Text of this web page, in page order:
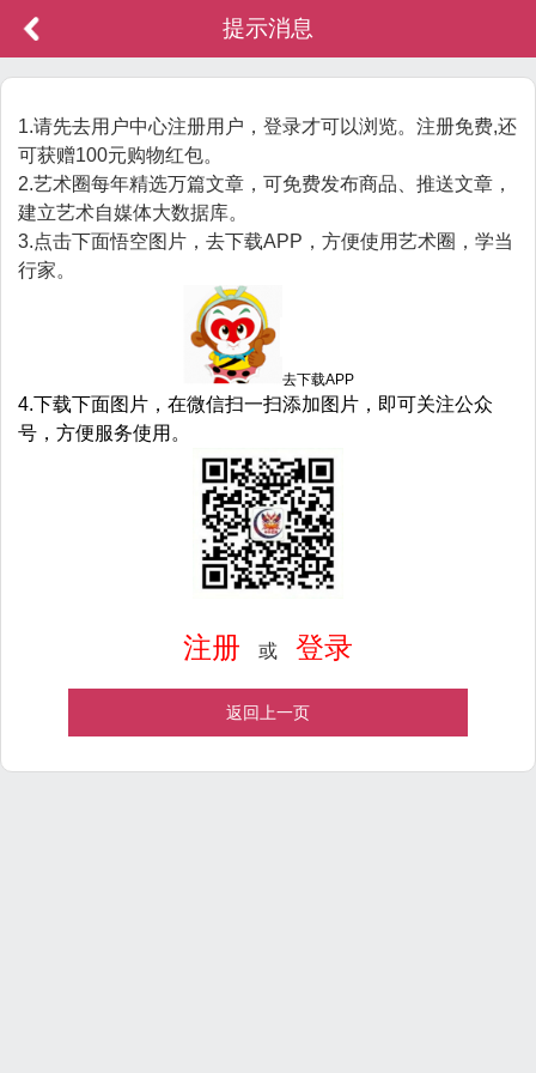
提示消息
1.请先去用户中心注册用户，登录才可以浏览。注册免费,还
可获赠100元购物红包。
2.艺术圈每年精选万篇文章，可免费发布商品、推送文章，
建立艺术自媒体大数据库。
3.点击下面悟空图片，去下载APP，方便使用艺术圈，学当
行家。
去下载APP
4.下载下面图片，在微信扫一扫添加图片，即可关注公众
号，方便服务使用。
注册 或 登录
返回上一页